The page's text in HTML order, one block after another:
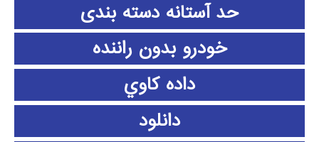
حد آستانه دسته بندی
خودرو بدون راننده
داده كاوي
دانلود